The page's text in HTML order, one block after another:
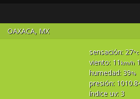
OAXACA, MX
sensación: 27°c
viento: 11 km/h
humedad: 39%
presión:
índice uv: 3